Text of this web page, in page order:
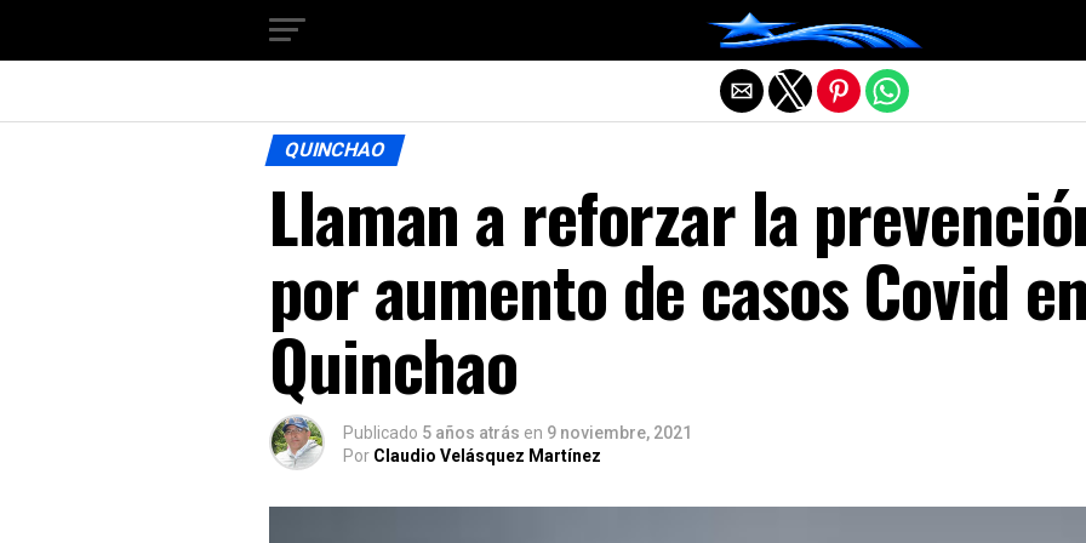
QUINCHAO
Llaman a reforzar la
por aumento de casos Covid
Quinchao
Publicado 5 años atrás en 9 noviembre, 2021
Por Claudio Velásquez Martínez
Salir de la versión móvil